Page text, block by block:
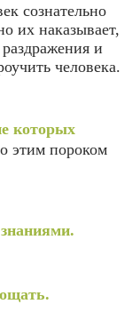
сознательно
их наказывает,
и
человека.
которых
этим пороком